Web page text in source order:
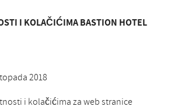
I KOLAČIĆIMA BASTION HOTEL
2018
i kolačićima za web stranice